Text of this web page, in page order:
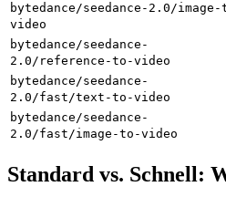
bytedance/seedance-2.0/
video
bytedance/seedance-
2.0/reference-to-video
bytedance/seedance-
2.0/fast/text-to-video
bytedance/seedance-
2.0/fast/image-to-video
Standard vs. Schnell: